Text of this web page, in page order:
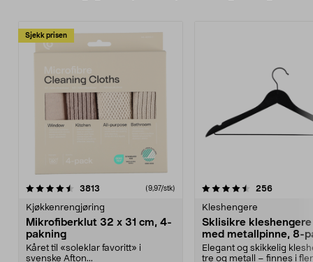
Sjekk prisen
3813 anmeldelser(9,97/stk)
Kjøkkenrengjøring
Mikrofiberklut 32 x 31 cm, 4-
pakning
Kåret til «soleklar favoritt» i
svenske Afton...
4.5av 5 stjerner 256
Kleshengere
Sklisikre
med metallpinne, 8-
Elegant og skikkelig
tre og metall – finnes i
4.5av 5 stjerner